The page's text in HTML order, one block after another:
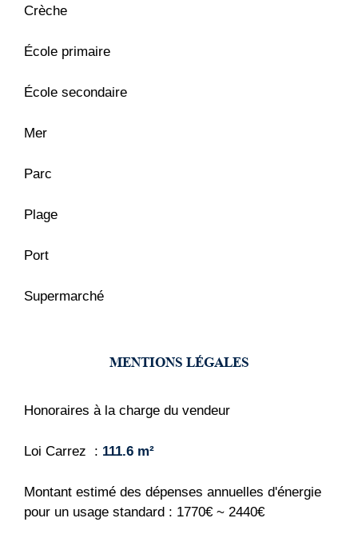
Crèche
École primaire
École secondaire
Mer
Parc
Plage
Port
Supermarché
MENTIONS LÉGALES
Honoraires à la charge du vendeur
Loi Carrez 111.6 m²
Montant estimé des dépenses annuelles d'énergie
pour un usage standard : 1770€ ~ 2440€